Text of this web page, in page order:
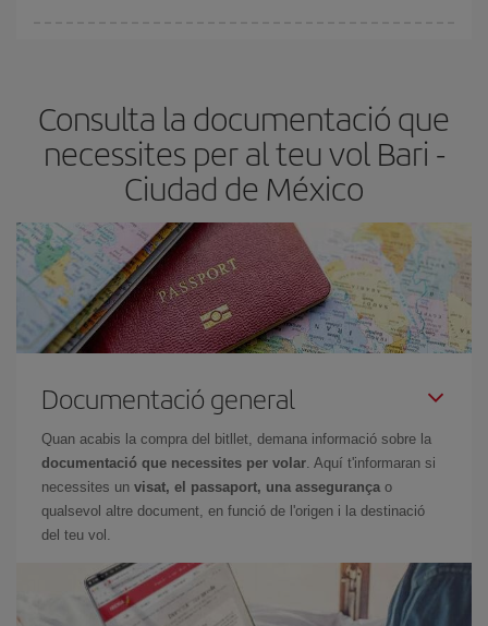
Consulta la documentació que
necessites per al teu vol Bari -
Ciudad de México
Documentació general
Quan acabis la compra del bitllet, demana informació sobre la
documentació que necessites per volar. Aquí t'informaran si
necessites un visat, el passaport, una assegurança o
qualsevol altre document, en funció de l'origen i la destinació
del teu vol.